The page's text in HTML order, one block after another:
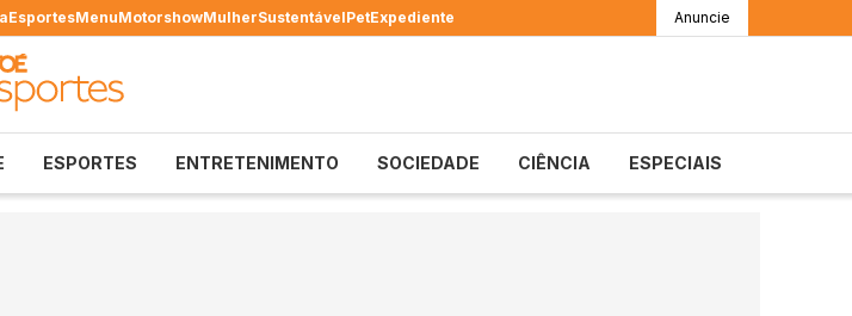
EsportesMenuMotorshowMulherSustentávelPetExpediente Anuncie
ESPORTES ENTRETENIMENTO SOCIEDADE CIÊNCIA ESPECIAIS